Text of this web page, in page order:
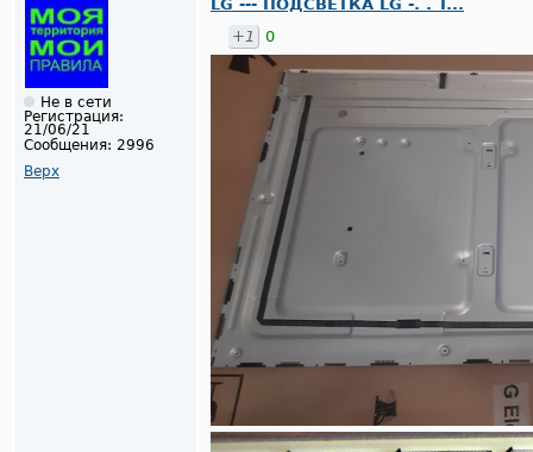
Не в сети
Регистрация:
21/06/21
Сообщения: 2996
Верх
LG --- ПОДСВЕТКА LG -. . T...
+1
0